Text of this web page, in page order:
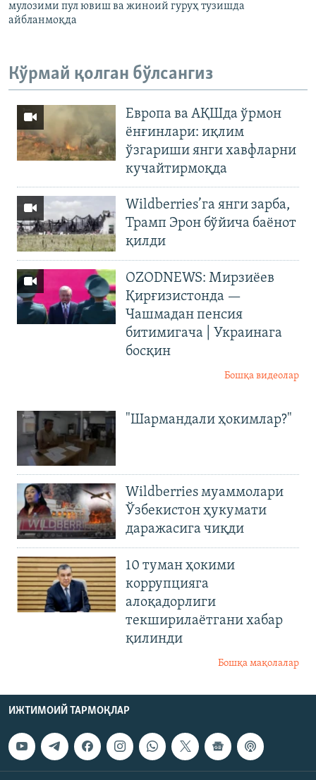
мулозими пул ювиш ва жиноий гуруҳ тузишда
айбланмоқда
Кўрмай қолган бўлсангиз
Европа ва АҚШда ўрмон
ёнғинлари: иқлим
ўзгариши янги хавфларни
кучайтирмоқда
Wildberries’га янги зарба,
Трамп Эрон бўйича баёнот
қилди
OZODNEWS: Мирзиёев
Қирғизистонда —
Чашмадан пенсия
битимигача | Украинага
босқин
Бошқа видеолар
"Шармандали ҳокимлар?"
Wildberries муаммолари
Ўзбекистон ҳукумати
даражасига чиқди
10 туман ҳокими
коррупцияга
алоқадорлиги
текширилаётгани хабар
қилинди
Бошқа мақолалар
ИЖТИМОИЙ ТАРМОҚЛАР